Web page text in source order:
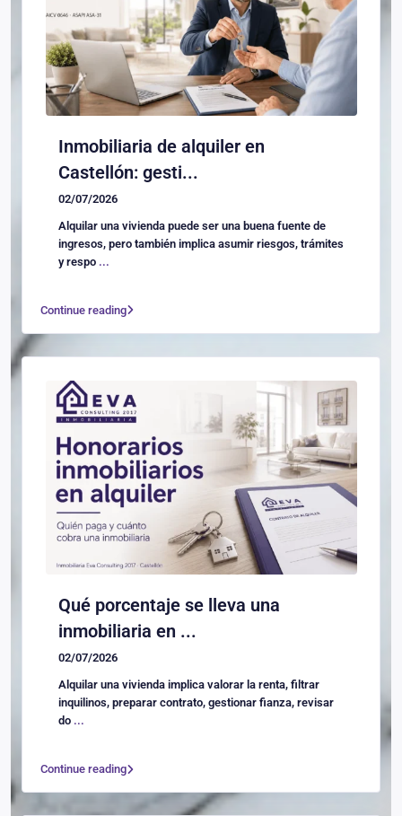
Inmobiliaria de alquiler en
Castellón: gesti...
02/07/2026
Alquilar una vivienda puede ser una buena fuente de
ingresos, pero también implica asumir riesgos, trámites
y respo ...
Continue reading
Qué porcentaje se lleva una
inmobiliaria en ...
02/07/2026
Alquilar una vivienda implica valorar la renta, filtrar
inquilinos, preparar contrato, gestionar fianza, revisar
do ...
Continue reading